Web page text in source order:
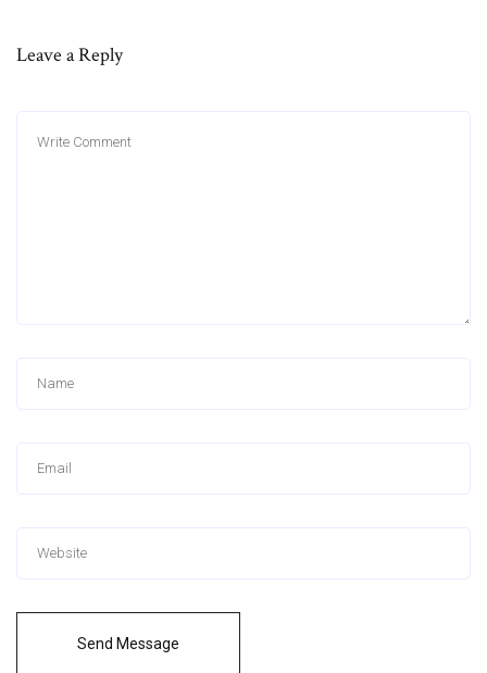
Leave a Reply
Send Message